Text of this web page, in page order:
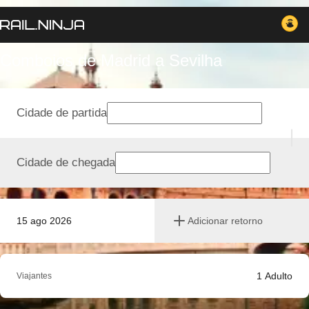
Comboios de Madrid a Sevilha
15 ago 2026 Adicionar retorno
Cidade de partida
Cidade de chegada
Viajantes 1 Adulto